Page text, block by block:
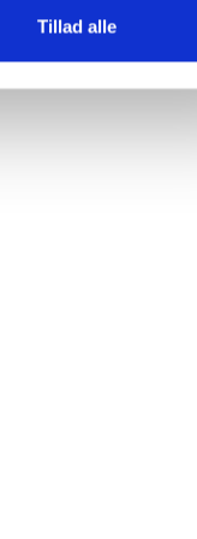
Tillad alle